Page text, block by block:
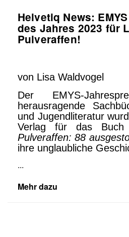
Helvetiq News:
des Jahres 2023 für
Pulveraffen!
von Lisa Waldvogel
Der EMYS-
herausragende
und Jugendliteratur
Verlag für das Buch
Pulveraffen: 88
ihre unglaubliche
...
Mehr dazu